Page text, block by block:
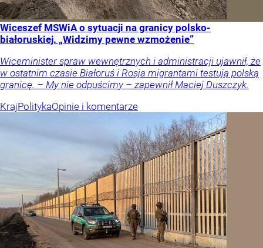
Wiceszef MSWiA o sytuacji na granicy polsko-
białoruskiej. „Widzimy pewne wzmożenie”
Wiceminister spraw wewnętrznych i administracji ujawnił, że
w ostatnim czasie Białoruś i Rosja migrantami testują polską
granicę. – My nie odpuścimy – zapewnił Maciej Duszczyk.
KrajPolitykaOpinie i komentarze